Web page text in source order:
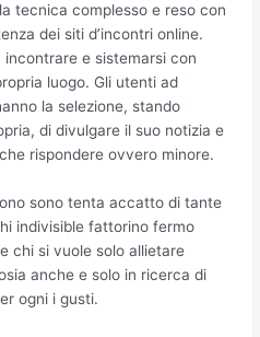
tecnica complesso e reso con
dei siti d’incontri online.
incontrare e sistemarsi con
luogo. Gli utenti ad
la selezione, stando
di divulgare il suo notizia e
rispondere ovvero minore.
sono tenta accatto di tante
indivisible fattorino fermo
chi si vuole solo allietare
anche e solo in ricerca di
ogni i gusti.